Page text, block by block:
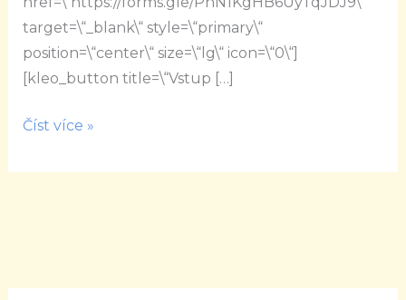
target=\“_blank\“ style=\“primary\“
position=\“center\“ size=\“lg\“ icon=\“0\“]
[kleo_button title=\“Vstup […]
Číst více »